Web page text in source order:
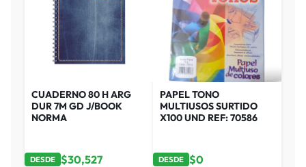
CUADERNO 80 H ARG
DUR 7M GD J/BOOK
NORMA
DESDE $30,527
PAPEL TONO
MULTIUSOS SURTIDO
X100 UND REF: 70586
DESDE $0